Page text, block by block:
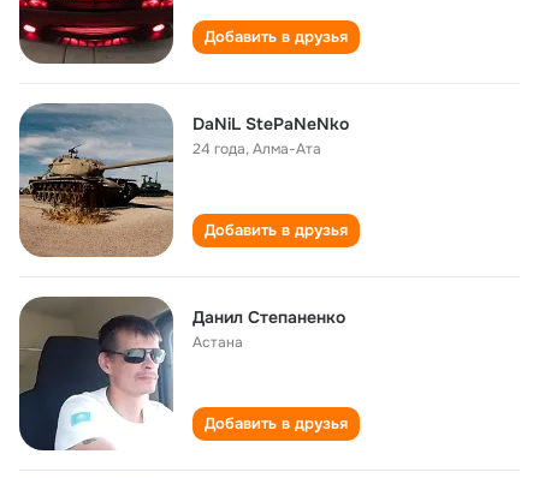
Добавить в друзья
DaNiL StePaNeNko
24 года,Алма-Ата
Добавить в друзья
Данил Степаненко
Астана
Добавить в друзья